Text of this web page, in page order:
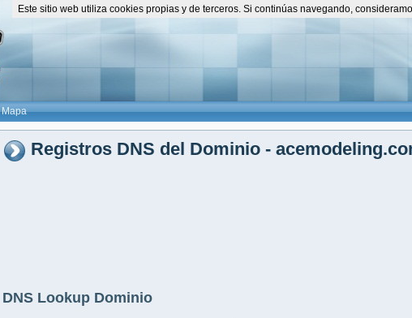
Mapa
Registros DNS del Dominio -
DNS Lookup Dominio
Este sitio web utiliza cookies propias y de terceros. Si continúas navegando,